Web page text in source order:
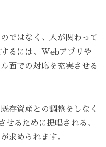
ではなく、人が関わって
るには、Webアプリや
面での対応を充実させる
存資産との調整をしなく
るために提唱される、
求められます。